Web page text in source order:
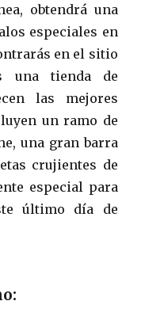
obtendrá una
especiales en
en el sitio
una tienda de
las mejores
un ramo de
una gran barra
crujientes de
especial para
último día de